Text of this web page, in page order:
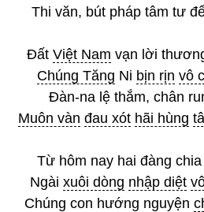
Thi văn, bút pháp tâm tư
Đất Việt Nam vạn lời
Chúng Tăng Ni bịn rịn vô
Đàn-na lệ thắm, chân
Muôn vàn đau xót hãi hùng
Từ hôm nay hai đàng
Ngài xuôi dòng nhập diệt
Chúng con hướng nguyện